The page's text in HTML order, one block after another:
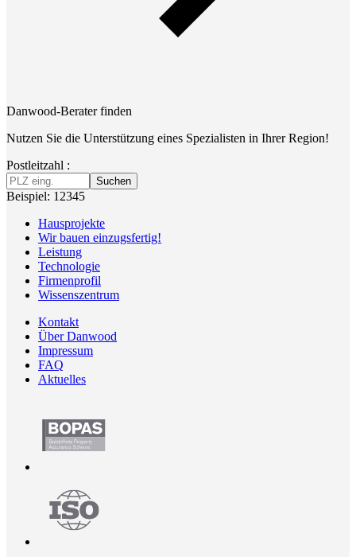
Danwood-Berater finden
Nutzen Sie die Unterstützung eines Spezialisten in Ihrer Region!
Postleitzahl :
Suchen
Beispiel: 12345
Hausprojekte
Wir bauen einzugsfertig!
Leistung
Technologie
Firmenprofil
Wissenszentrum
Kontakt
Über Danwood
Impressum
FAQ
Aktuelles